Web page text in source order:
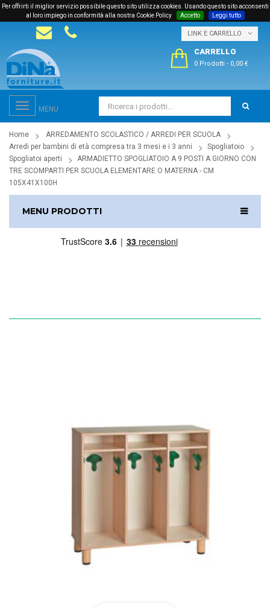
Per offrirti il miglior servizio possibile questo sito utilizza cookies. Usando questo sito acconsenti
al loro impiego in conformità alla nostra Cookie Policy
Accetto Leggi tutto
LINK E CARRELLO
CARRELLO
0 Prodotti - 0,00 €
Toggle
navigation
MENU
Home
ARREDAMENTO SCOLASTICO / ARREDI PER SCUOLA
Arredi per bambini di età compresa tra 3 mesi e i 3 anni
Spogliatoio
Spogliatoi aperti
ARMADIETTO SPOGLIATOIO A 9 POSTI A GIORNO CON
TRE SCOMPARTI PER SCUOLA ELEMENTARE O MATERNA - CM
105X41X100H
MENU PRODOTTI